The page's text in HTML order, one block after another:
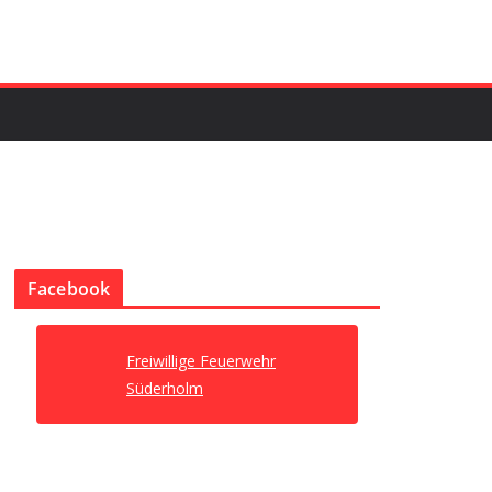
Facebook
Freiwillige Feuerwehr
Süderholm